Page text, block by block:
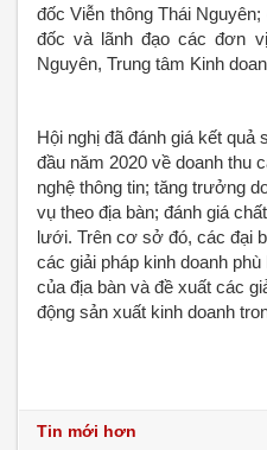
đốc Viễn thông Thái
đốc và lãnh đạo các đơn
Nguyên, Trung tâm Kinh
Hội nghị đã đánh giá kết quả
đầu năm 2020 về doanh thu
nghệ thông tin; tăng trưởng
vụ theo địa bàn; đánh giá
lưới. Trên cơ sở đó, các đại
các giải pháp kinh doanh
của địa bàn và đề xuất các
động sản xuất kinh doanh
Tin mới hơn